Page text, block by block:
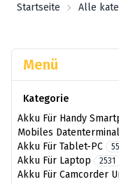
Startseite Alle
Menü
Kategorie
Akku Für Handy
Mobiles Datenterminal
Akku Für Tablet-PC
Akku Für Laptop 2531
Akku Für Camcorder